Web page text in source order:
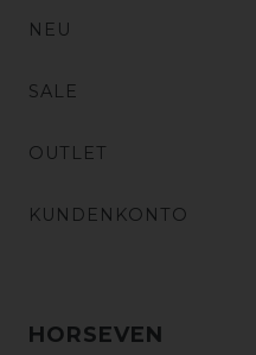
NEU
SALE
OUTLET
KUNDENKONTO
HORSEVEN